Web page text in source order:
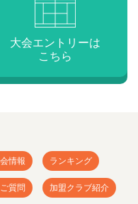
大会エントリーは
こちら
情報 ランキング
質問 加盟クラブ紹介